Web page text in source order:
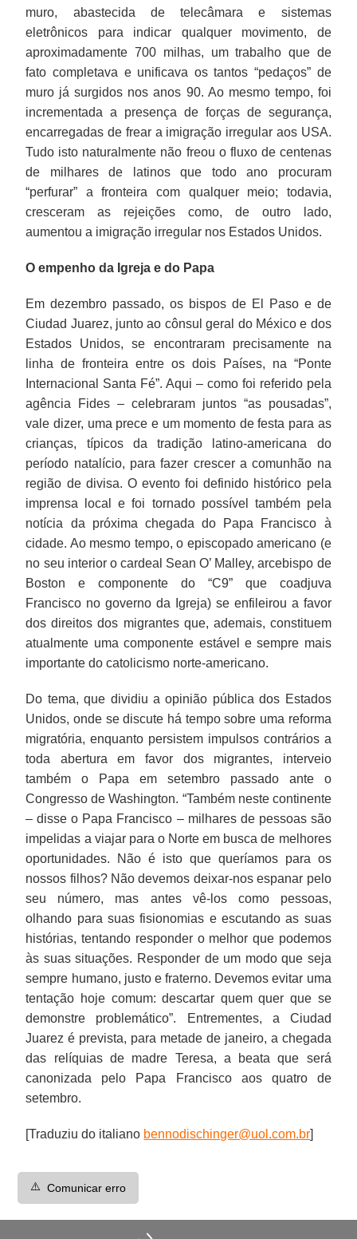
muro, abastecida de telecâmara e sistemas
eletrônicos para indicar qualquer movimento, de
aproximadamente 700 milhas, um trabalho que de
fato completava e unificava os tantos “pedaços” de
muro já surgidos nos anos 90. Ao mesmo tempo, foi
incrementada a presença de forças de segurança,
encarregadas de frear a imigração irregular aos USA.
Tudo isto naturalmente não freou o fluxo de centenas
de milhares de latinos que todo ano procuram
“perfurar” a fronteira com qualquer meio; todavia,
cresceram as rejeições como, de outro lado,
aumentou a imigração irregular nos Estados Unidos.
O empenho da Igreja e do Papa
Em dezembro passado, os bispos de El Paso e de
Ciudad Juarez, junto ao cônsul geral do México e dos
Estados Unidos, se encontraram precisamente na
linha de fronteira entre os dois Países, na “Ponte
Internacional Santa Fé”. Aqui – como foi referido pela
agência Fides – celebraram juntos “as pousadas”,
vale dizer, uma prece e um momento de festa para as
crianças, típicos da tradição latino-americana do
período natalício, para fazer crescer a comunhão na
região de divisa. O evento foi definido histórico pela
imprensa local e foi tornado possível também pela
notícia da próxima chegada do Papa Francisco à
cidade. Ao mesmo tempo, o episcopado americano (e
no seu interior o cardeal Sean O’ Malley, arcebispo de
Boston e componente do “C9” que coadjuva
Francisco no governo da Igreja) se enfileirou a favor
dos direitos dos migrantes que, ademais, constituem
atualmente uma componente estável e sempre mais
importante do catolicismo norte-americano.
Do tema, que dividiu a opinião pública dos Estados
Unidos, onde se discute há tempo sobre uma reforma
migratória, enquanto persistem impulsos contrários a
toda abertura em favor dos migrantes, interveio
também o Papa em setembro passado ante o
Congresso de Washington. “Também neste continente
– disse o Papa Francisco – milhares de pessoas são
impelidas a viajar para o Norte em busca de melhores
oportunidades. Não é isto que queríamos para os
nossos filhos? Não devemos deixar-nos espanar pelo
seu número, mas antes vê-los como pessoas,
olhando para suas fisionomias e escutando as suas
histórias, tentando responder o melhor que podemos
às suas situações. Responder de um modo que seja
sempre humano, justo e fraterno. Devemos evitar uma
tentação hoje comum: descartar quem quer que se
demonstre problemático”. Entrementes, a Ciudad
Juarez é prevista, para metade de janeiro, a chegada
das relíquias de madre Teresa, a beata que será
canonizada pelo Papa Francisco aos quatro de
setembro.
[Traduziu do italiano bennodischinger@uol.com.br]
⚠️ Comunicar erro